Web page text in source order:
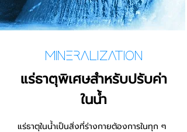
Mineralization
แร่ธาตุพิเศษสำหรับปรับค่า
ในน้ำ
แร่ธาตุในน้ำเป็นสิ่งที่ร่างกายต้องการในทุก ๆ